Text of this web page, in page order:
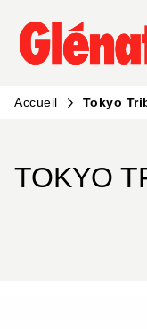
MENU
PIED DE PAGE
Accueil Tokyo
TOKYO